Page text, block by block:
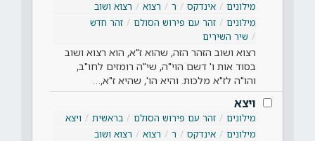
מילונים אינדקס ר רצוא
רצוא ושוב
מילונים
זהר עם פירוש הסולם
זהר חדש
שיר השירים
רצוא ושוב הזהר הזה, שהוא ז"א, הוא רצוא ושוב
בסוד אות ו' דשם הוי"ה, שי"ה רומזים לחו"ב,
והו"ה לז"א מלכות. והיא הו', שהיא ז"א,…
ויצא
מילונים זהר עם פירוש הסולם בראשית
ויצא
מילונים
אינדקס ר רצוא רצוא ושוב